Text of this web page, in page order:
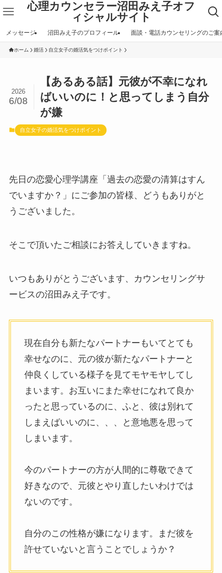
心理カウンセラー沼田みえ子オフ
ィシャルサイト
メッセージ 沼田みえ子のプロフィール 面談・電話カウンセリングのご案
ホーム 婚活 自立女子の婚活気をつけポイント
【あるある話】元彼が不幸になれ
ばいいのに！と思ってしまう自分
が嫌
2026
6/08
自立女子の婚活気をつけポイント
先日の恋愛心理学講座「過去の恋愛の清算はすん
でいますか？」にご参加の皆様、どうもありがと
うございました。
そこで頂いたご相談にお答えしていきますね。
いつもありがとうございます、カウンセリングサ
ービスの沼田みえ子です。
現在自分も新たなパートナーもいてとても
幸せなのに、元の彼が新たなパートナーと
仲良くしている様子を見てモヤモヤしてし
まいます。お互いにまた幸せになれて良か
ったと思っているのに、ふと、彼は別れて
しまえばいいのに、、、と意地悪を思って
しまいます。
今のパートナーの方が人間的に尊敬できて
好きなので、元彼とやり直したいわけでは
ないのです。
自分のこの性格が嫌になります。まだ彼を
許せていないと言うことでしょうか？